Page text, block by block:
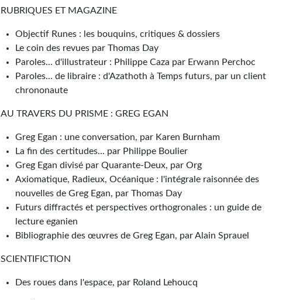
RUBRIQUES ET MAGAZINE
Objectif Runes : les bouquins, critiques & dossiers
Le coin des revues par Thomas Day
Paroles... d'illustrateur : Philippe Caza par Erwann Perchoc
Paroles... de libraire : d'Azathoth à Temps futurs, par un client
chrononaute
AU TRAVERS DU PRISME : GREG EGAN
Greg Egan : une conversation, par Karen Burnham
La fin des certitudes... par Philippe Boulier
Greg Egan divisé par Quarante-Deux, par Org
Axiomatique, Radieux, Océanique : l'intégrale raisonnée des
nouvelles de Greg Egan, par Thomas Day
Futurs diffractés et perspectives orthogronales : un guide de
lecture eganien
Bibliographie des œuvres de Greg Egan, par Alain Sprauel
SCIENTIFICTION
Des roues dans l'espace, par Roland Lehoucq